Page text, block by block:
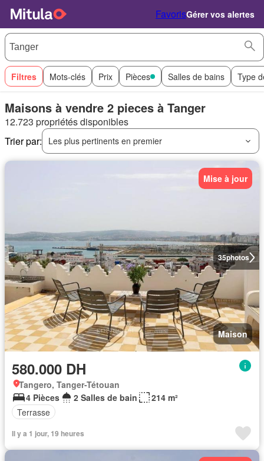
FavorisGérer vos alertes
Filtres Mots-clés Prix Pièces Salles de bains Type
Maisons à vendre 2 pieces à Tanger
12.723 propriétés disponibles
Trier par:
Les plus pertinents en premier
35photos
Mise à jour
Maison
580.000 DH
Tangero, Tanger-Tétouan
4 Pièces
2 Salles de bain
214 m²
Terrasse
Il y a 1 jour, 19 heures